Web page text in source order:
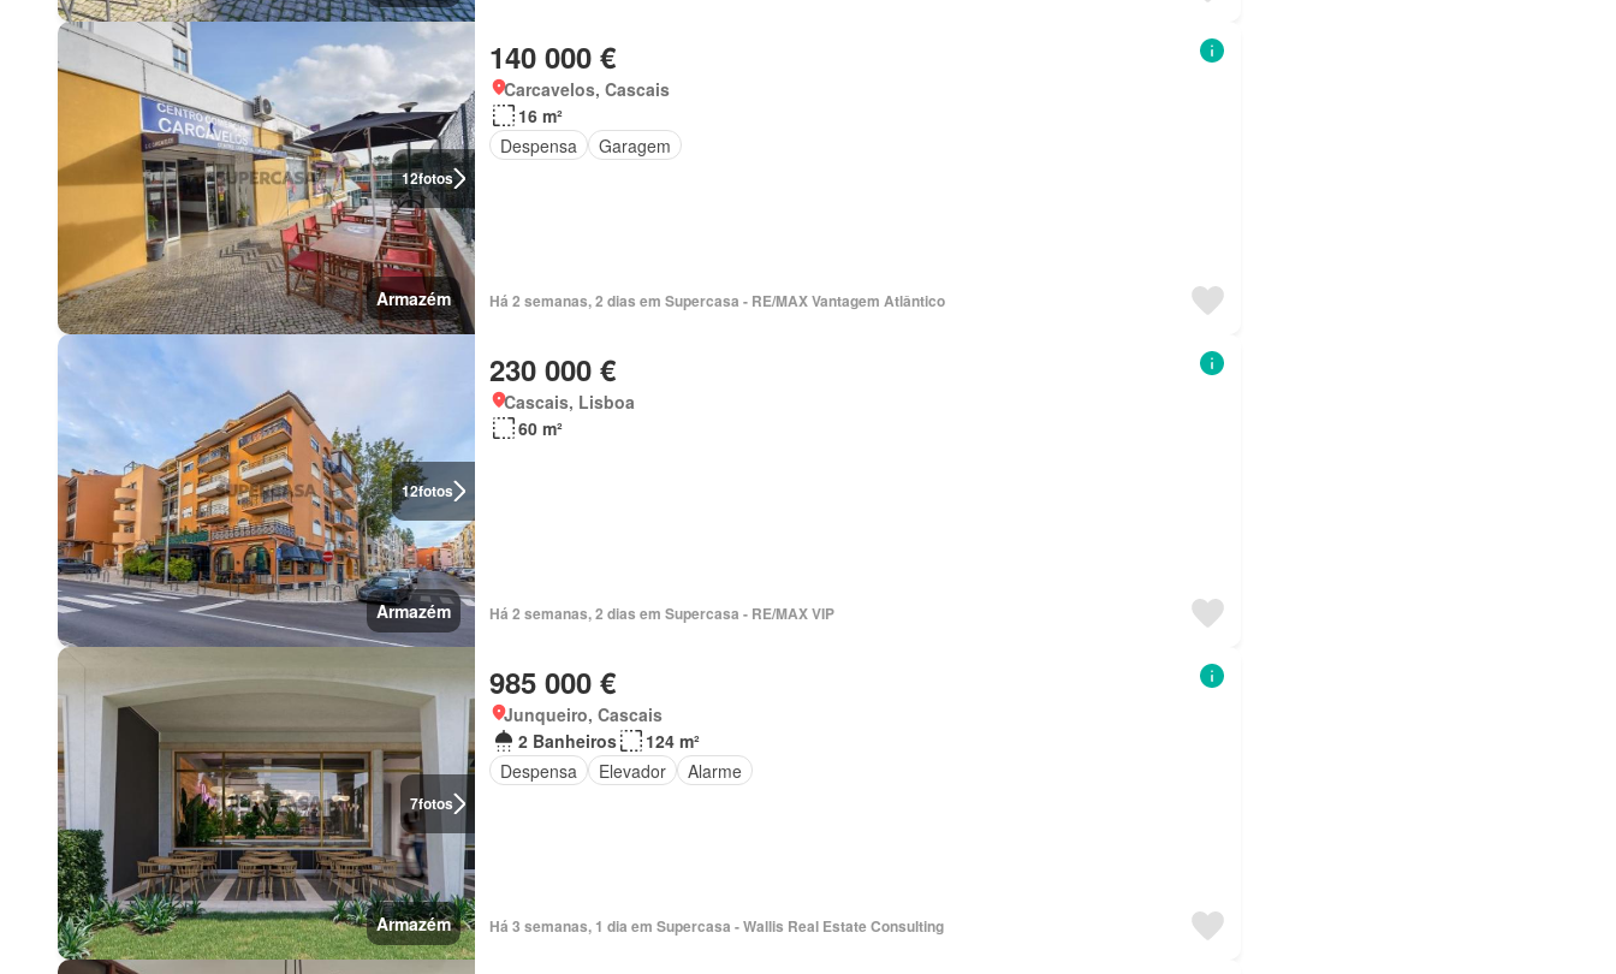
12fotos
Armazém
140 000 €
Carcavelos, Cascais
16 m²
Despensa
Garagem
Há 2 semanas, 2 dias em Supercasa - RE/MAX Vantagem Atlântico
12fotos
Armazém
230 000 €
Cascais, Lisboa
60 m²
Há 2 semanas, 2 dias em Supercasa - RE/MAX VIP
7fotos
Armazém
985 000 €
Junqueiro, Cascais
2 Banheiros
124 m²
Despensa
Elevador Alarme
Há 3 semanas, 1 dia em Supercasa - Wallis Real Estate Consulting